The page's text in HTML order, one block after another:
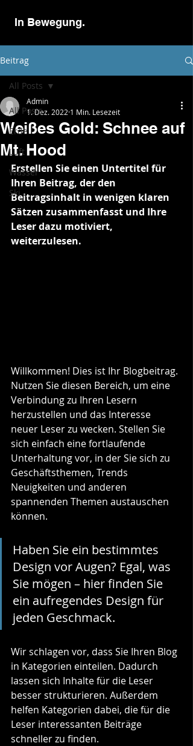
In Bewegung.
Beitrag
All Posts
Erde
Luft
Wasser
Ski
All Posts
Weißes Gold: Schnee auf
Mt. Hood
Admin
1. Dez. 2022 1 Min. Lesezeit
Erstellen Sie einen Untertitel für
Ihren Beitrag, der den
Beitragsinhalt in wenigen klaren
Sätzen zusammenfasst und Ihre
Leser dazu motiviert,
weiterzulesen.
Willkommen! Dies ist Ihr Blogbeitrag.
Nutzen Sie diesen Bereich, um eine
Verbindung zu Ihren Lesern
herzustellen und das Interesse
neuer Leser zu wecken. Stellen Sie
sich einfach eine fortlaufende
Unterhaltung vor, in der Sie sich zu
Geschäftsthemen, Trends
Neuigkeiten und anderen
spannenden Themen austauschen
können.
Haben Sie ein bestimmtes
Design vor Augen? Egal, was
Sie mögen – hier finden Sie
ein aufregendes Design für
jeden Geschmack.
Wir schlagen vor, dass Sie Ihren Blog
in Kategorien einteilen. Dadurch
lassen sich Inhalte für die Leser
besser strukturieren. Außerdem
helfen Kategorien dabei, die für die
Leser interessanten Beiträge
schneller zu finden.